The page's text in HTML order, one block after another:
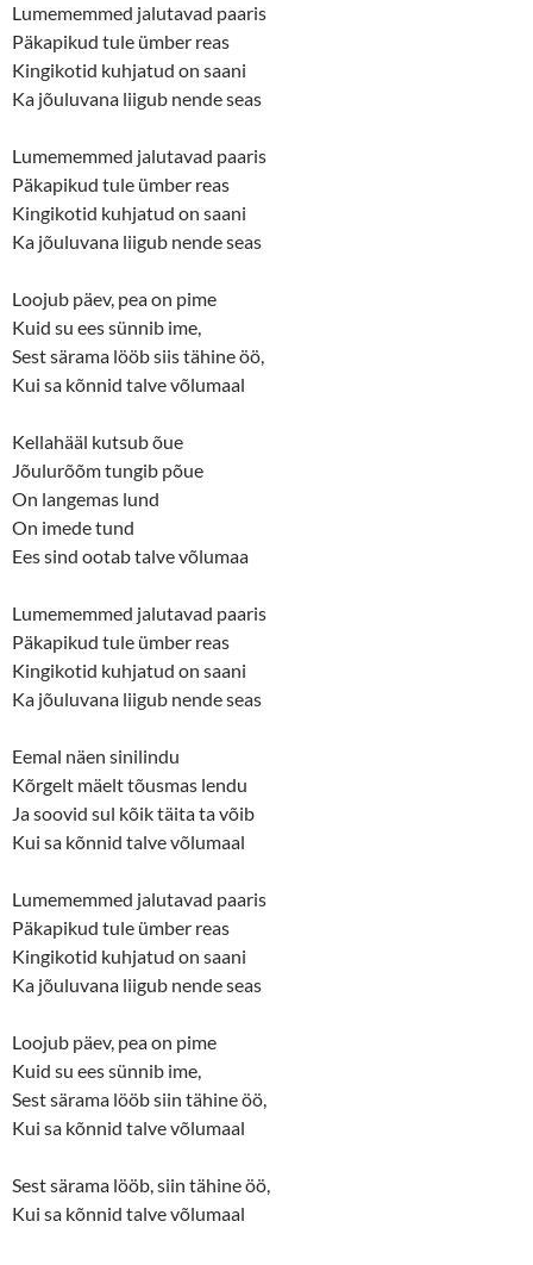
Lumememmed jalutavad paaris
Päkapikud tule ümber reas
Kingikotid kuhjatud on saani
Ka jõuluvana liigub nende seas
Lumememmed jalutavad paaris
Päkapikud tule ümber reas
Kingikotid kuhjatud on saani
Ka jõuluvana liigub nende seas
Loojub päev, pea on pime
Kuid su ees sünnib ime,
Sest särama lööb siis tähine öö,
Kui sa kõnnid talve võlumaal
Kellahääl kutsub õue
Jõulurõõm tungib põue
On langemas lund
On imede tund
Ees sind ootab talve võlumaa
Lumememmed jalutavad paaris
Päkapikud tule ümber reas
Kingikotid kuhjatud on saani
Ka jõuluvana liigub nende seas
Eemal näen sinilindu
Kõrgelt mäelt tõusmas lendu
Ja soovid sul kõik täita ta võib
Kui sa kõnnid talve võlumaal
Lumememmed jalutavad paaris
Päkapikud tule ümber reas
Kingikotid kuhjatud on saani
Ka jõuluvana liigub nende seas
Loojub päev, pea on pime
Kuid su ees sünnib ime,
Sest särama lööb siin tähine öö,
Kui sa kõnnid talve võlumaal
Sest särama lööb, siin tähine öö,
Kui sa kõnnid talve võlumaal